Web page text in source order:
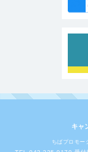
キャ
ちばプロモー